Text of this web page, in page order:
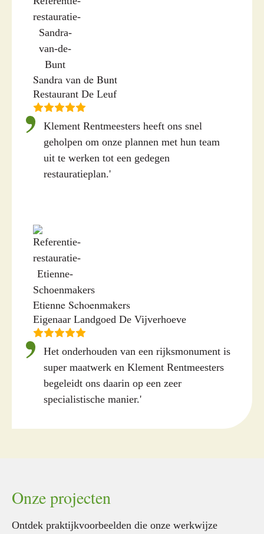
Sandra van de Bunt
Restaurant De Leuf
Klement Rentmeesters heeft ons snel
geholpen om onze plannen met hun team
uit te werken tot een gedegen
restauratieplan.'
Etienne Schoenmakers
Eigenaar Landgoed De Vijverhoeve
Het onderhouden van een rijksmonument is
super maatwerk en Klement Rentmeesters
begeleidt ons daarin op een zeer
specialistische manier.'
Onze projecten
Ontdek praktijkvoorbeelden die onze werkwijze